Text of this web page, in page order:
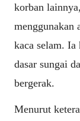
korban
menggunakan
kaca selam. Ia
dasar sungai
bergerak.
Menurut